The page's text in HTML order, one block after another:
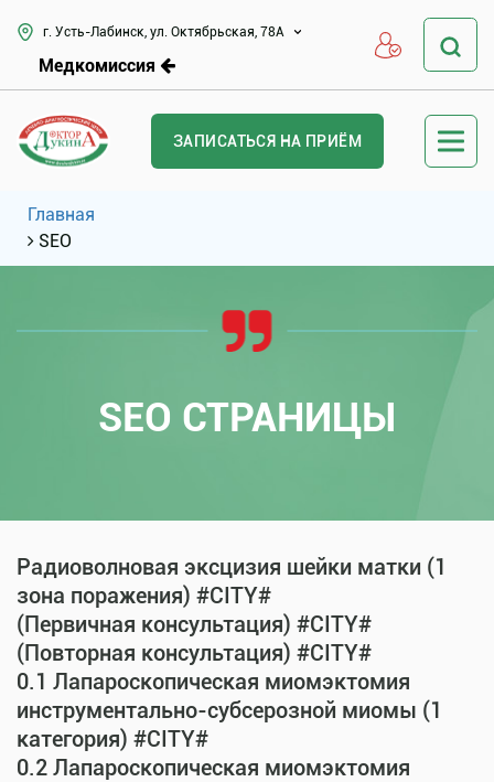
г. Усть-Лабинск, ул. Октябрьская, 78А
Медкомиссия
ЗАПИСАТЬСЯ НА ПРИЁМ
Главная
SEO
SEO СТРАНИЦЫ
Радиоволновая эксцизия шейки матки (1
зона поражения) #CITY#
(Первичная консультация) #CITY#
(Повторная консультация) #CITY#
0.1 Лапароскопическая миомэктомия
инструментально-субсерозной миомы (1
категория) #CITY#
0.2 Лапароскопическая миомэктомия